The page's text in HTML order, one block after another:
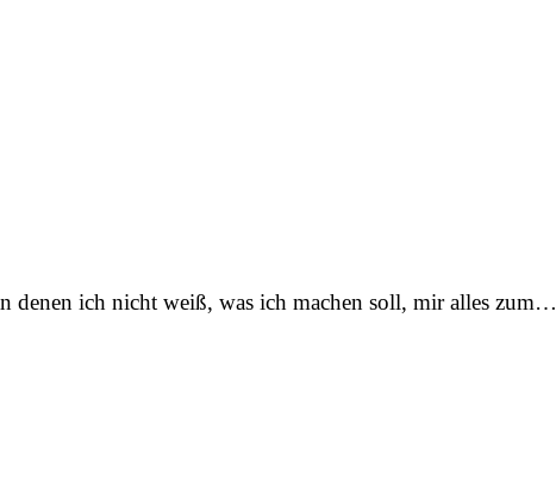
denen ich nicht weiß, was ich machen soll, mir alles zum…